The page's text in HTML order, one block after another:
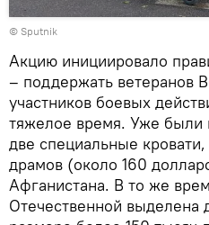
© Sputnik
Акцию инициировало
– поддержать ветеранов
участников боевых
тяжелое время. Уже были
две специальные
драмов (около 160
Афганистана. В то же
Отечественной выделена